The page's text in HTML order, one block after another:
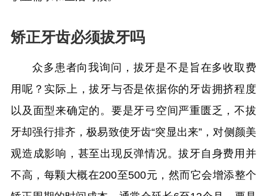
矫正牙齿必须拔牙吗
众多患者向我询问，拔牙是不是旨在多收取费
用呢？实际上，拔牙与否是依据你的牙齿拥挤程度
以及面型来确定的。要是牙弓空间严重匮乏，不拔
牙却强行排齐，极易致使牙齿“突显出来”，对侧颜美
观造成影响，甚至出现反弹情况。拔牙自身费用并
不高，每颗大概在200至500元，然而它会增添整个